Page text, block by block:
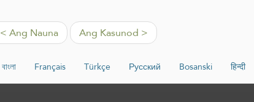
< Ang Nauna Ang Kasunod >
বাংলা Français Türkçe Русский Bosanski हिन्दी